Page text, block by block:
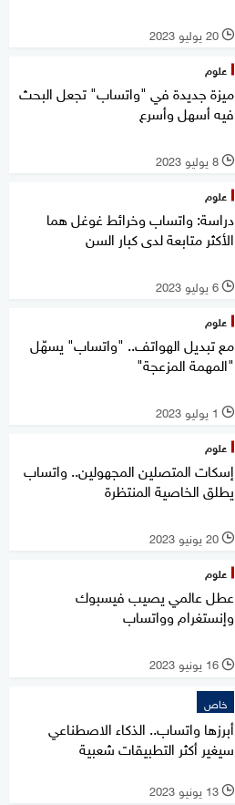
l 20 يوليو 2023
علوم
ميزة جديدة في "واتساب" تجعل البحث
فيه أسهل وأسرع
l 8 يوليو 2023
علوم
دراسة: واتساب وخرائط غوغل هما
الأكثر متابعة لدى كبار السن
l 6 يوليو 2023
علوم
مع تبديل الهواتف.. "واتساب" يسهّل
"المهمة المزعجة"
l 1 يوليو 2023
علوم
إسكات المتصلين المجهولين.. واتساب
يطلق الخاصية المنتظرة
l 20 يونيو 2023
علوم
عطل عالمي يصيب فيسبوك
وإنستغرام وواتساب
l 16 يونيو 2023
خاص
أبرزها واتساب.. الذكاء الاصطناعي
سيغير أكثر التطبيقات شعبية
l 13 يونيو 2023